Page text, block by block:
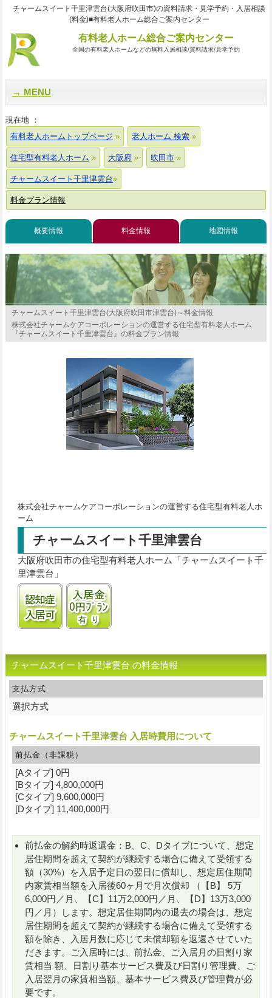
チャームスイート千里津雲台(大阪府吹田市)の資料請求・見学予約・入居相談
(料金)■有料老人ホーム総合ご案内センター
有料老人ホーム総合ご案内センター
全国の有料老人ホームなどの無料入居相談/資料請求/見学予約
MENU
現在地 ：
有料老人ホームトップページ
老人ホーム 検索
住宅型有料老人ホーム 大阪府 吹田市
チャームスイート千里津雲台
料金プラン情報
概要情報 料金情報 地図情報
チャームスイート千里津雲台(大阪府吹田市津雲台)～料金情報
株式会社チャームケアコーポレーションの運営する住宅型有料老人ホーム
『チャームスイート千里津雲台』の料金プラン情報
株式会社チャームケアコーポレーションの運営する住宅型有料老人ホ
ーム
チャームスイート千里津雲台
大阪府吹田市の住宅型有料老人ホーム「チャームスイート千
里津雲台」
認知症受け入れ可入居金0円プランあり
チャームスイート千里津雲台 の料金情報
支払方式
選択方式
チャームスイート千里津雲台 入居時費用について
前払金（非課税）
[Aタイプ] 0円
[Bタイプ] 4,800,000円
[Cタイプ] 9,600,000円
[Dタイプ] 11,400,000円
前払金の解約時返還金：B、C、Dタイプについて、想定
居住期間を超えて契約が継続する場合に備えて受領する
額（30%）を入居予定日の翌日に償却し、想定居住期間
内家賃相当額を入居後60ヶ月で月次償却 （【B】 5万
6,000円／月、【C】11万2,000円／月、【D】13万3,000
円／月）します。想定居住期間内の退去の場合は、想定
居住期間を超えて契約が継続する場合に備えて受領する
額を除き、入居月数に応じて未償却額を返還させていた
だきます。ご入居時には、前払金、ご入居月の日割り家
賃相当 額、日割り基本サービス費及び日割り管理費、ご
入居翌月の家賃相当額、基本サービス費及び管理費が必
要です。